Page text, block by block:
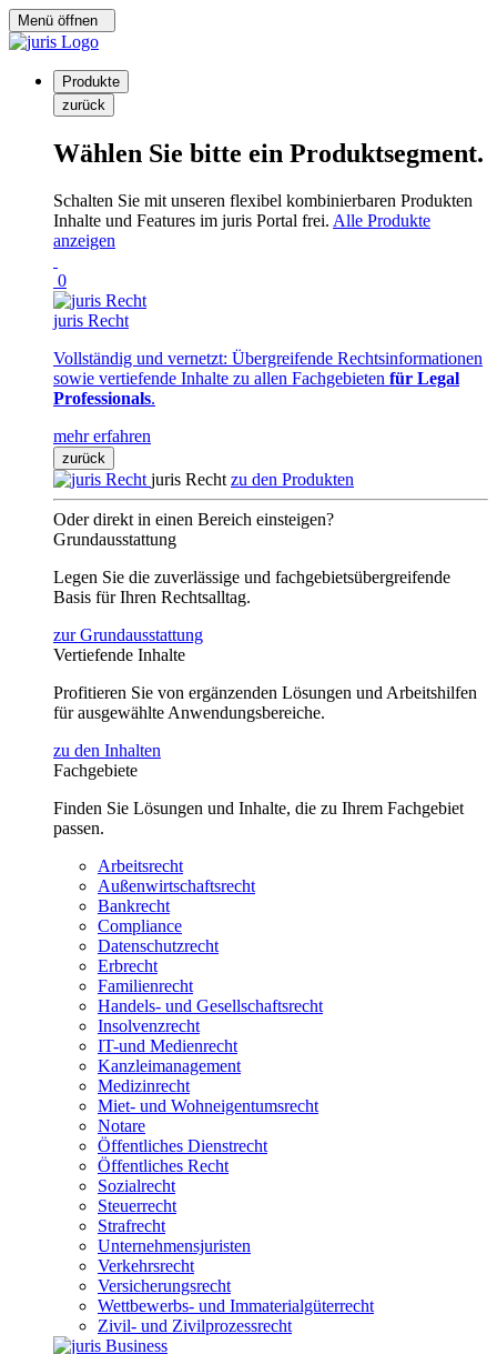
Menü öffnen
Produkte
zurück
Wählen Sie bitte ein Produktsegment.
Schalten Sie mit unseren flexibel kombinierbaren Produkten
Inhalte und Features im juris Portal frei. Alle Produkte
anzeigen
0
juris Recht
Vollständig und vernetzt: Übergreifende Rechtsinformationen
sowie vertiefende Inhalte zu allen Fachgebieten für Legal
Professionals.
mehr erfahren
zurück
juris Recht zu den Produkten
Oder direkt in einen Bereich einsteigen?
Grundausstattung
Legen Sie die zuverlässige und fachgebietsübergreifende
Basis für Ihren Rechtsalltag.
zur Grundausstattung
Vertiefende Inhalte
Profitieren Sie von ergänzenden Lösungen und Arbeitshilfen
für ausgewählte Anwendungsbereiche.
zu den Inhalten
Fachgebiete
Finden Sie Lösungen und Inhalte, die zu Ihrem Fachgebiet
passen.
Arbeitsrecht
Außenwirtschaftsrecht
Bankrecht
Compliance
Datenschutzrecht
Erbrecht
Familienrecht
Handels- und Gesellschaftsrecht
Insolvenzrecht
IT-und Medienrecht
Kanzleimanagement
Medizinrecht
Miet- und Wohneigentumsrecht
Notare
Öffentliches Dienstrecht
Öffentliches Recht
Sozialrecht
Steuerrecht
Strafrecht
Unternehmensjuristen
Verkehrsrecht
Versicherungsrecht
Wettbewerbs- und Immaterialgüterrecht
Zivil- und Zivilprozessrecht